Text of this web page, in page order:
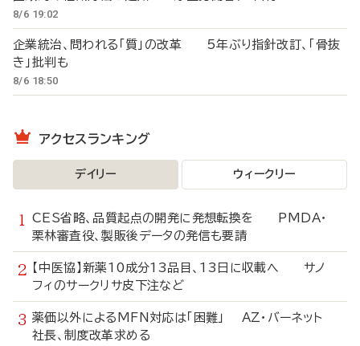
8/6 19:02
企業統治、問われる「質」の改革 5年ぶり指針改訂、「骨抜
き」批判も
8/6 18:50
アクセスランキング
デイリー ウィークリー
CES省略、品質起点の開発に発想転換を PMDA・
栗林審査役、製販後データの発信も要請
【中医協】新薬10成分13品目、13日に収載へ サノ
フィのサークリサ皮下注など
薬価以外によるMFN対応は「困難」 AZ・バーネット
社長、制度改革求める